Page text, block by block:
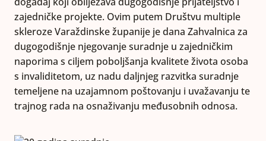
zajedničke projekte. Ovim putem Društvu multiple
skleroze Varaždinske županije je dana Zahvalnica za
dugogodišnje njegovanje suradnje u zajedničkim
naporima s ciljem poboljšanja kvalitete života osoba
s invaliditetom, uz nadu daljnjeg razvitka suradnje
temeljene na uzajamnom poštovanju i uvažavanju te
trajnog rada na osnaživanju međusobnih odnosa.